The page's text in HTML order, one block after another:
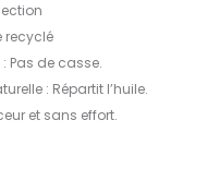
recyclé
Pas de casse.
: Répartit l’huile.
et sans effort.